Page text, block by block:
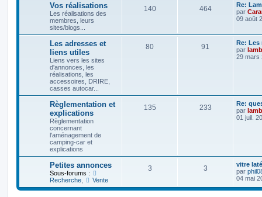
Vos réalisations
Les réalisations des
membres, leurs
sites/blogs...
140 464
Re:
par
09 août
Les adresses et
liens utiles
Liens vers les sites
d'annonces, les
réalisations, les
accessoires, DRIRE,
casses autocar...
80 91
Re: Les
par
29 mars
Règlementation et
explications
Règlementation
concernant
l'aménagement de
camping-car et
explications
135 233
Re:
par
01 juil.
Petites annonces
Sous-forums :
Recherche
Vente
3 3
vitre
par
04 mai